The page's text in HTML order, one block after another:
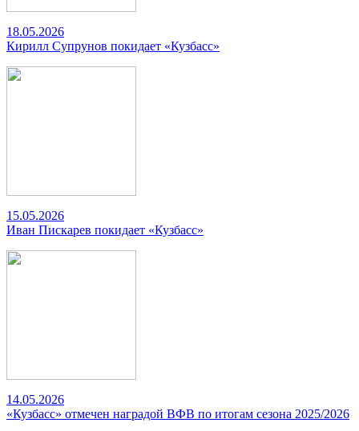
18.05.2026
Кирилл Супрунов покидает «Кузбасс»
15.05.2026
Иван Пискарев покидает «Кузбасс»
14.05.2026
«Кузбасс» отмечен наградой ВФВ по итогам сезона 2025/2026